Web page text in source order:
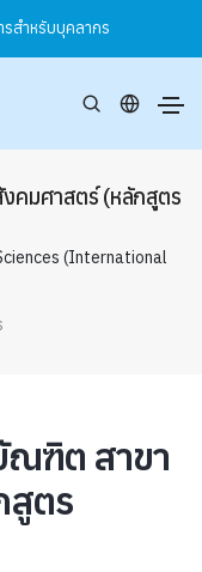
รสำหรับบุคลากร
คมศาสตร์ (หลักสูตร
(International
ฑิต สาขา
สูตร